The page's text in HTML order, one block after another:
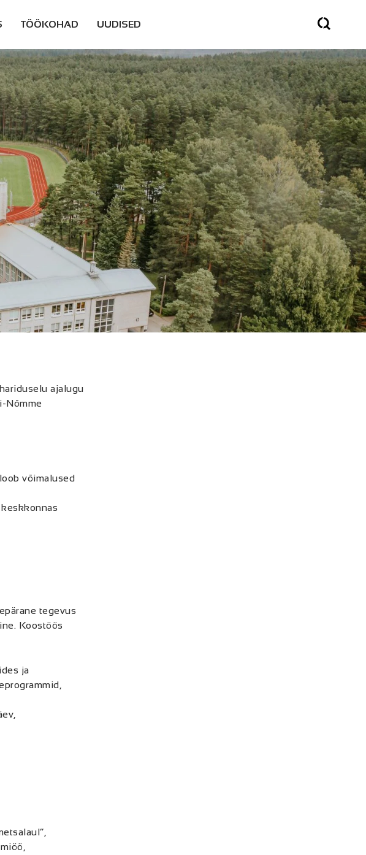
TEGIJAD
TÖÖKOHAD
TÖÖPAKKUMISED
PÄRNUS JA
PÄRNUMAAL
TÖÖTA
KOHALIKUS
OMAVALITSUSES
SISESTA
TÖÖPAKKUMINE
UUDISED
ajalugu
Nõmme
võimalused
tegevus
Koostöös
ja